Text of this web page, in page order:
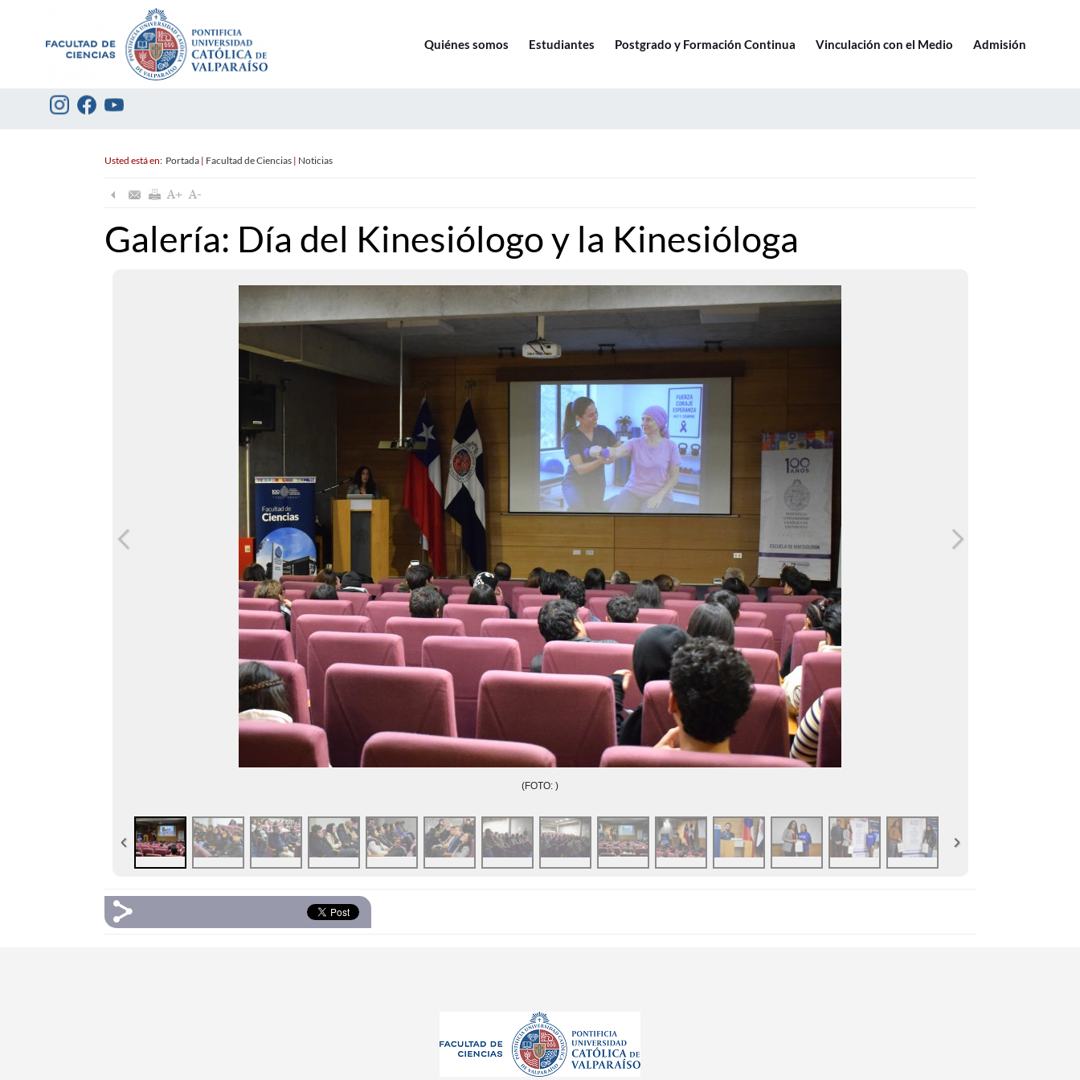
Quiénes somos Estudiantes Postgrado y Formación Continua Vinculación con el Medio Admisión
Usted está en: Portada| Facultad de Ciencias| Noticias
Galería: Día del Kinesiólogo y la Kinesióloga
(FOTO: )